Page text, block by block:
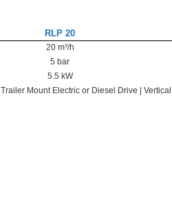
RLP 20
20 m³/h
5 bar
5.5 kW
Trailer Mount Electric or Diesel Drive |